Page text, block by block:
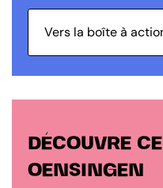
Vers la boîte à
DÉCOUVRE
OENSINGEN